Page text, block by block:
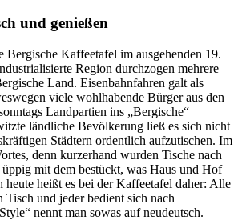
und genießen
Bergische Kaffeetafel im ausgehenden 19.
Region durchzogen mehrere
Land. Eisenbahnfahren galt als
viele wohlhabende Bürger aus den
Landpartien ins „Bergische“
ländliche Bevölkerung ließ es sich nicht
Städtern ordentlich aufzutischen. Im
denn kurzerhand wurden Tische nach
üppig mit dem bestückt, was Haus und Hof
heute heißt es bei der Kaffeetafel daher: Alle
Tisch und jeder bedient sich nach
nennt man sowas auf neudeutsch.